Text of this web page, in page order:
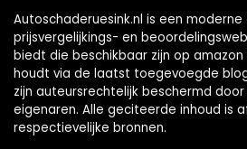
Autoschaderuesink.nl is een
prijsvergelijkings- en
biedt die beschikbaar zijn op
houdt via de laatst toegevoegde
zijn auteursrechtelijk beschermd
eigenaren. Alle geciteerde inhoud is
respectievelijke bronnen.